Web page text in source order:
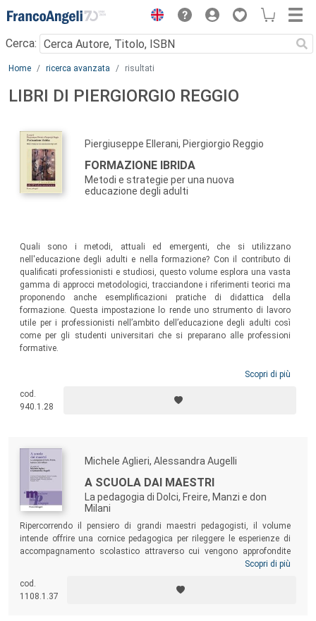
Menu
Cerca:
Main content
Home ricerca avanzata risultati
LIBRI DI PIERGIORGIO REGGIO
Piergiuseppe Ellerani, Piergiorgio Reggio
FORMAZIONE IBRIDA
Metodi e strategie per una nuova
educazione degli adulti
Quali sono i metodi, attuali ed emergenti, che si utilizzano
nell'educazione degli adulti e nella formazione? Con il contributo di
qualificati professionisti e studiosi, questo volume esplora una vasta
gamma di approcci metodologici, tracciandone i riferimenti teorici ma
proponendo anche esemplificazioni pratiche di didattica della
formazione. Questa impostazione lo rende uno strumento di lavoro
utile per i professionisti nell’ambito dell’educazione degli adulti così
come per gli studenti universitari che si preparano alle professioni
formative.
Scopri di più
cod.
940.1.28
Michele Aglieri, Alessandra Augelli
A SCUOLA DAI MAESTRI
La pedagogia di Dolci, Freire, Manzi e don
Milani
Ripercorrendo il pensiero di grandi maestri pedagogisti, il volume
intende offrire una cornice pedagogica per rileggere le esperienze di
accompagnamento scolastico attraverso cui vengono approfondite
conoscenze specifiche, sperimentati metodi che rinnovano la pratica
pedagogiche. Un testo prezioso per insegnanti, dirigenti, educatori e
pedagogisti per ripensare la scuola nella direzione della tutela dei diritti
Scopri di più
cod.
1108.1.37